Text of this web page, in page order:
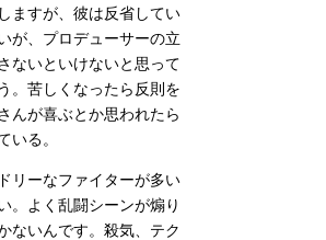
ますが、彼は反省してい
が、プロデューサーの立
ないといけないと思って
。苦しくなったら反則を
んが喜ぶとか思われたら
いる。
リーなファイターが多い
。よく乱闘シーンが煽り
ないんです。殺気、テク